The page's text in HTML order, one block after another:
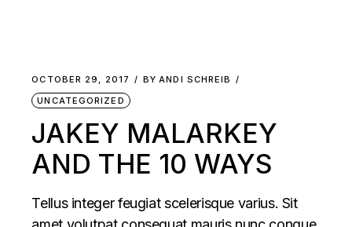
OCTOBER 29, 2017 BY ANDI SCHREIB
UNCATEGORIZED
JAKEY MALARKEY
AND THE 10 WAYS
Tellus integer feugiat scelerisque varius. Sit